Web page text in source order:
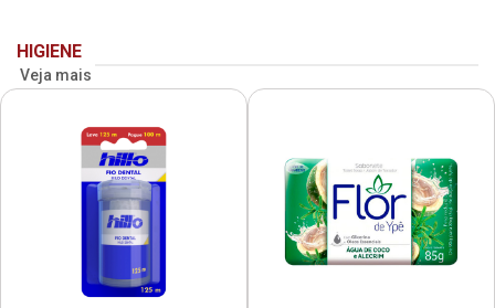
HIGIENE
Veja mais